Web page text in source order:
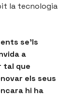
la tecnologia
se’ls
a
tal que
els seus
hi ha